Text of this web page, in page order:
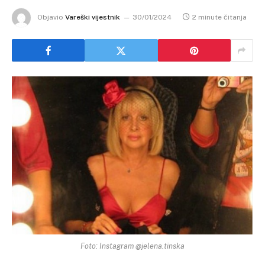
Objavio Vareški vijestnik 30/01/2024 2 minute čitanja
Foto: Instagram @jelena.tinska